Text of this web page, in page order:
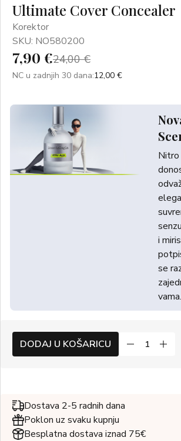
Ultimate Cover Concealer
Korektor
SKU: NO580200
7,90 €24,00 €
NC u zadnjih 30 dana:12,00 €
i
se
vama.
DODAJ U KOŠARICU
Dostava 2-5 radnih dana
Poklon uz svaku kupnju
Besplatna dostava iznad 75€